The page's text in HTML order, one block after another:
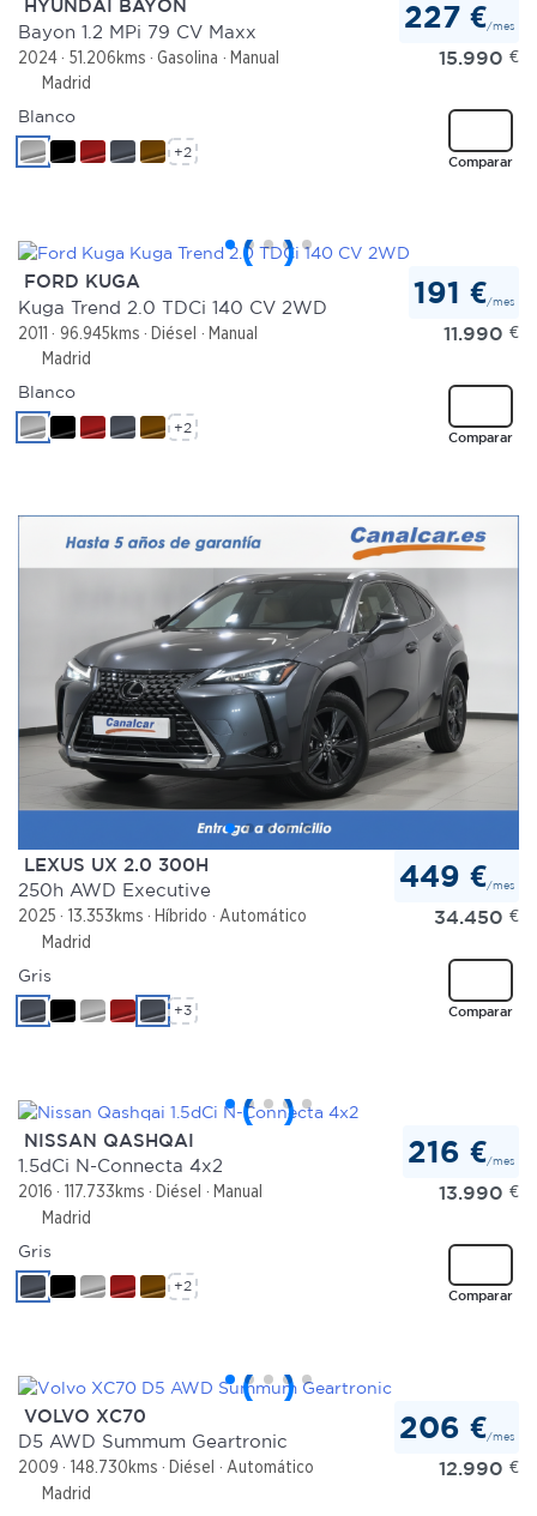
Las cookies de este sitio web se usan para personalizar
el contenido y los anuncios, ofrecer funciones de redes
sociales y analizar el tráfico. Además, compartimos
información sobre el uso que haga del sitio web con
nuestros partners de redes sociales, publicidad y análisis
partir del uso que haya hecho de sus servicios.
HYUNDAI BAYON
Bayon 1.2 MPi 79 CV Maxx
2024 51.206kms Gasolina
Manual
Madrid
227 €/mes
15.990 €
Comparar
Blanco
+2
FORD KUGA
Kuga Trend 2.0 TDCi 140 CV 2WD
2011 96.945kms Diésel
Manual
Madrid
191 €/mes
11.990 €
Comparar
Blanco
+2
LEXUS UX 2.0 300H
250h AWD Executive
2025 13.353kms Híbrido
Automático
Madrid
449 €/mes
34.450 €
Comparar
Gris
+3
NISSAN QASHQAI
1.5dCi N-Connecta 4x2
2016 117.733kms Diésel
Manual
Madrid
216 €/mes
13.990 €
Comparar
Gris
+2
VOLVO XC70
D5 AWD Summum Geartronic
2009 148.730kms Diésel
Automático
Madrid
206 €/mes
12.990 €